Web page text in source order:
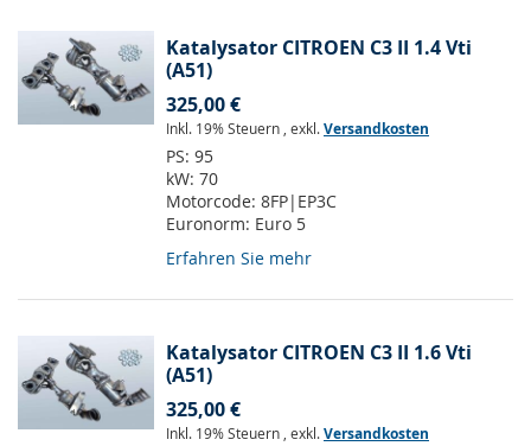
Katalysator CITROEN C3 II 1.4 Vti
(A51)
325,00 €
Inkl. 19% Steuern , exkl.Versandkosten
PS: 95
kW: 70
Motorcode: 8FP|EP3C
Euronorm: Euro 5
Erfahren Sie mehr
Katalysator CITROEN C3 II 1.6 Vti
(A51)
325,00 €
Inkl. 19% Steuern , exkl.Versandkosten